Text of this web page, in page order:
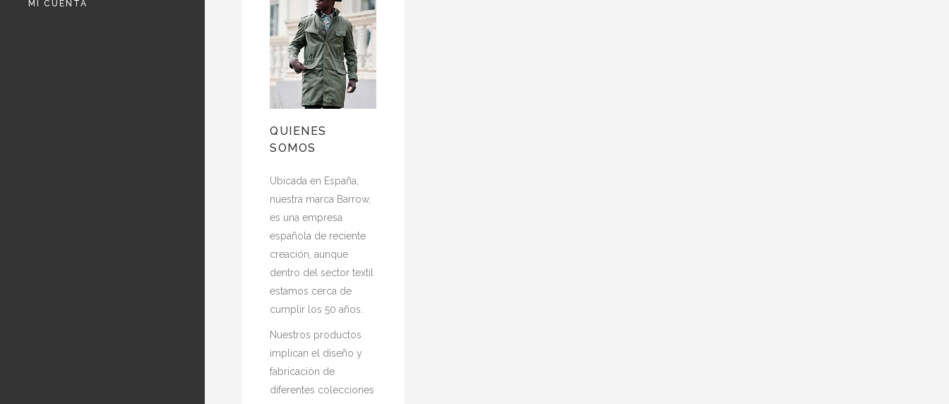
MI CUENTA
QUIENES
SOMOS
Ubicada en España,
nuestra marca Barrow,
es una empresa
española de reciente
creación, aunque
dentro del sector textil
estamos cerca de
cumplir los 50 años.
Nuestros productos
implican el diseño y
fabricación de
diferentes colecciones